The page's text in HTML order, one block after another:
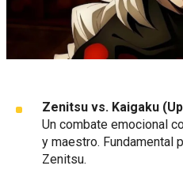
Zenitsu vs. Kaigaku
Un combate emocional
y maestro. Fundamental
Zenitsu.